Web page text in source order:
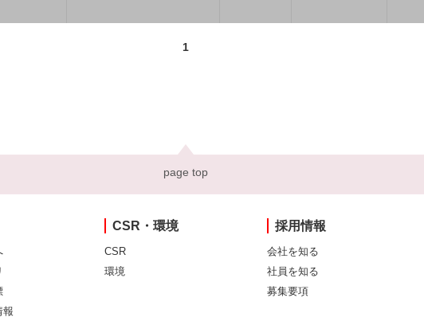
1
page top
報
CSR・環境
CSR
環境
採用情報
会社を知る
社員を知る
募集要項